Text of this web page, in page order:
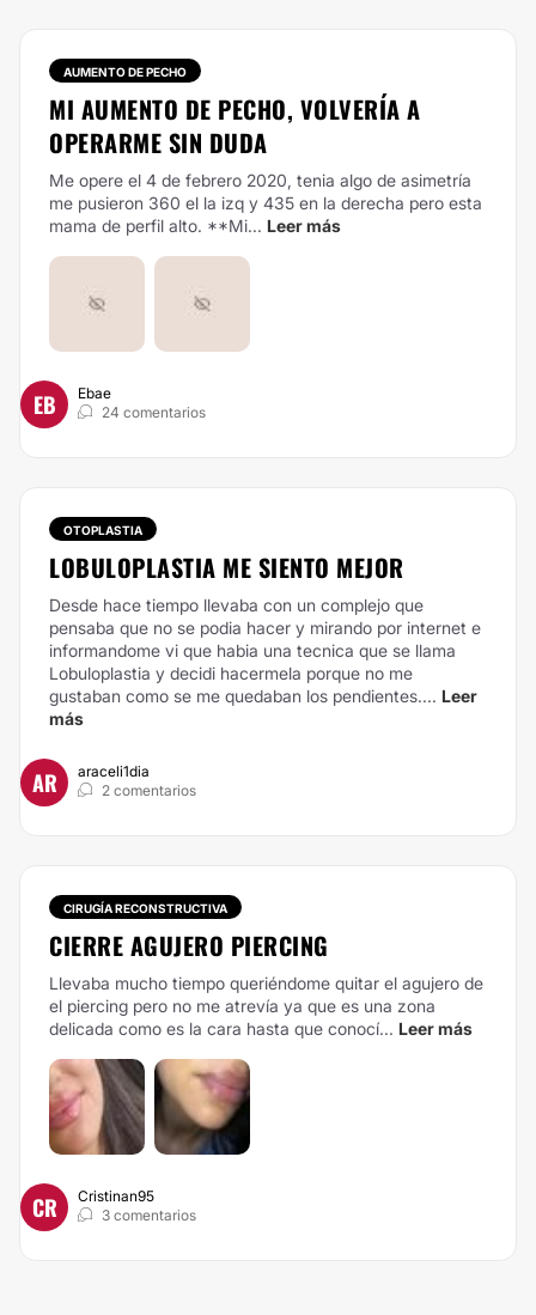
AUMENTO DE PECHO
MI AUMENTO DE PECHO, VOLVERÍA A
OPERARME SIN DUDA
Me opere el 4 de febrero 2020, tenia algo de asimetría
me pusieron 360 el la izq y 435 en la derecha pero esta
mama de perfil alto. **Mi... Leer más
EB
Ebae
24 comentarios
OTOPLASTIA
LOBULOPLASTIA ME SIENTO MEJOR
Desde hace tiempo llevaba con un complejo que
pensaba que no se podia hacer y mirando por internet e
informandome vi que habia una tecnica que se llama
Lobuloplastia y decidi hacermela porque no me
gustaban como se me quedaban los pendientes.... Leer
más
AR
araceli1dia
2 comentarios
CIRUGÍA RECONSTRUCTIVA
CIERRE AGUJERO PIERCING
Llevaba mucho tiempo queriéndome quitar el agujero de
el piercing pero no me atrevía ya que es una zona
delicada como es la cara hasta que conocí... Leer más
CR
Cristinan95
3 comentarios